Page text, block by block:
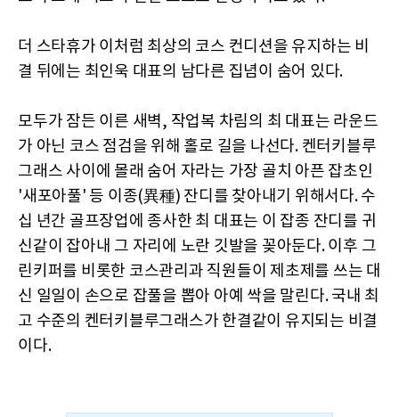
더 스타휴가 이처럼 최상의 코스 컨디션을 유지하는 비
결 뒤에는 최인욱 대표의 남다른 집념이 숨어 있다.
모두가 잠든 이른 새벽, 작업복 차림의 최 대표는 라운드
가 아닌 코스 점검을 위해 홀로 길을 나선다. 켄터키블루
그래스 사이에 몰래 숨어 자라는 가장 골치 아픈 잡초인
'새포아풀' 등 이종(異種) 잔디를 찾아내기 위해서다. 수
십 년간 골프장업에 종사한 최 대표는 이 잡종 잔디를 귀
신같이 잡아내 그 자리에 노란 깃발을 꽂아둔다. 이후 그
린키퍼를 비롯한 코스관리과 직원들이 제초제를 쓰는 대
신 일일이 손으로 잡풀을 뽑아 아예 싹을 말린다. 국내 최
고 수준의 켄터키블루그래스가 한결같이 유지되는 비결
이다.